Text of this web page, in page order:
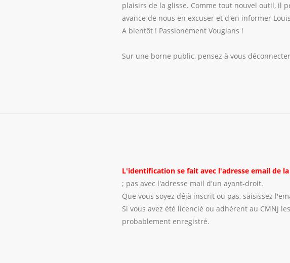
plaisirs de la glisse. Comme tout nouvel outil, il
avance de nous en excuser et d'en informer
A bientôt ! Passionément Vouglans !
Sur une borne public, pensez à vous
L'identification se fait avec l'adresse email de
; pas avec l'adresse mail d'un ayant-droit.
Que vous soyez déjà inscrit ou pas, saisissez
Si vous avez été licencié ou adhérent au CMNJ
probablement enregistré.